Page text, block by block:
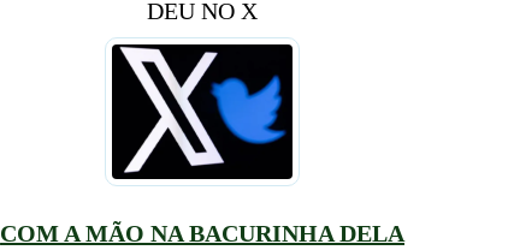
DEU NO X
COM A MÃO NA BACURINHA DELA